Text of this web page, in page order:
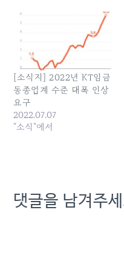
'김영섭... 원본 기사: [노란
봉투법 영향권 통신3사]
KT, 해묵은 노사갈등 재점
화 우려 발행일: 2025-09-
22 22:14:00
[소식지] 2022년 KT임금
동종업계 수준 대폭 인상
요구
2022.07.07
"소식"에서
댓글을 남겨주